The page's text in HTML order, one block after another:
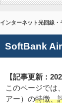
インターネット光回線
SoftBank Air
【記事更新：
このページでは
アー）の特徴、